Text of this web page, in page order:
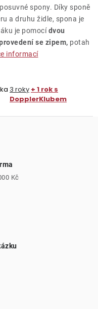
spony. Díky sponě
a druhu židle, spona je
je pomocídvou
se zipem, potah
informací
3 roky + 1 rok s
DopplerKlubem
Kč